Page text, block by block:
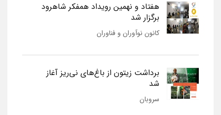
هفتاد و نهمین رویداد همفکر شاهرود
برگزار شد
کانون نوآوران و فناوران
برداشت زیتون از باغ‌های نی‌ریز آغاز
شد
سروبان